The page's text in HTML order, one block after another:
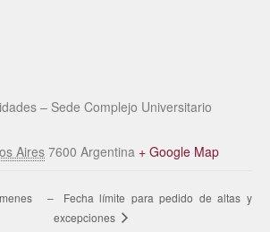
– Sede Complejo Universitario
Aires 7600 Argentina + Google Map
–
Fecha límite para pedido de altas y
excepciones